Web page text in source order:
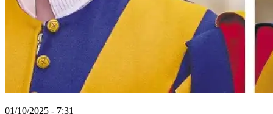
01/10/2025 - 7:31